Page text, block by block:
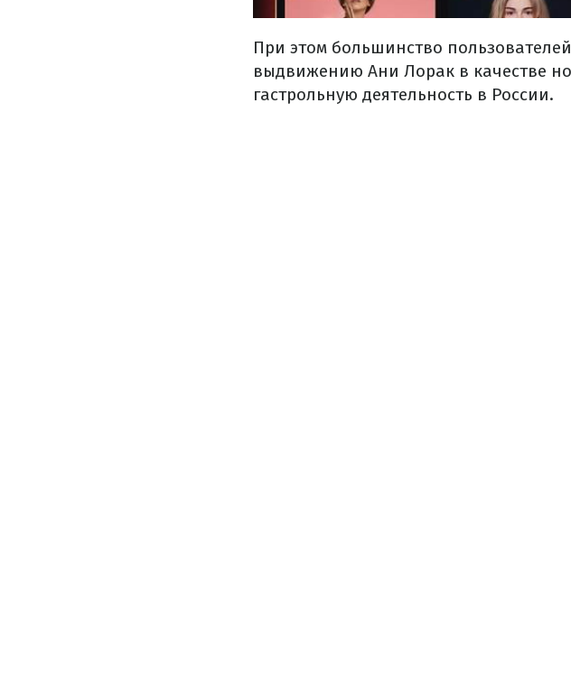
При этом большинство
выдвижению Ани Лорак в качестве
гастрольную деятельность в России.